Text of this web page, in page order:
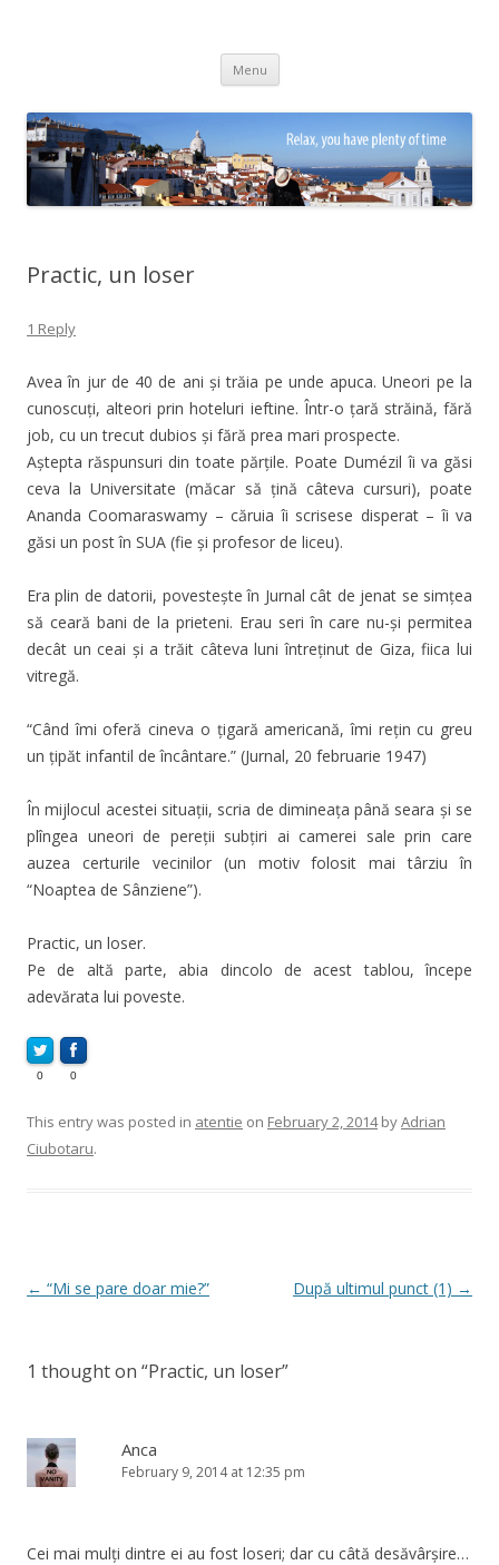
Menu Skip
content
Practic, un loser
1 Reply
Avea în jur de 40 de ani și trăia pe unde apuca. Uneori pe la
cunoscuți, alteori prin hoteluri ieftine. Într-o țară străină, fără
job, cu un trecut dubios și fără prea mari prospecte.
Aștepta răspunsuri din toate părțile. Poate Dumézil îi va găsi
ceva la Universitate (măcar să țină câteva cursuri), poate
Ananda Coomaraswamy – căruia îi scrisese disperat – îi va
găsi un post în SUA (fie și profesor de liceu).
Era plin de datorii, povestește în Jurnal cât de jenat se simțea
să ceară bani de la prieteni. Erau seri în care nu-și permitea
decât un ceai și a trăit câteva luni întreținut de Giza, fiica lui
vitregă.
“Când îmi oferă cineva o țigară americană, îmi rețin cu greu
un țipăt infantil de încântare.” (Jurnal, 20 februarie 1947)
În mijlocul acestei situații, scria de dimineața până seara și se
plîngea uneori de pereții subțiri ai camerei sale prin care
auzea certurile vecinilor (un motiv folosit mai târziu în
“Noaptea de Sânziene”).
Practic, un loser.
Pe de altă parte, abia dincolo de acest tablou, începe
adevărata lui poveste.
0 0
This entry was posted in atentie on February 2, 2014byAdrian
Ciubotaru.
Post
← “Mi se pare doar mie?” După ultimul punct (1) →
1 thought on “Practic, un loser”
Anca
February 9, 2014 at 12:35 pm
Cei mai mulți dintre ei au fost loseri; dar cu câtă desăvârșire…